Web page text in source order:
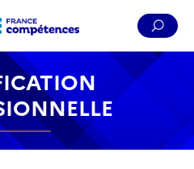
Menu Pied de page